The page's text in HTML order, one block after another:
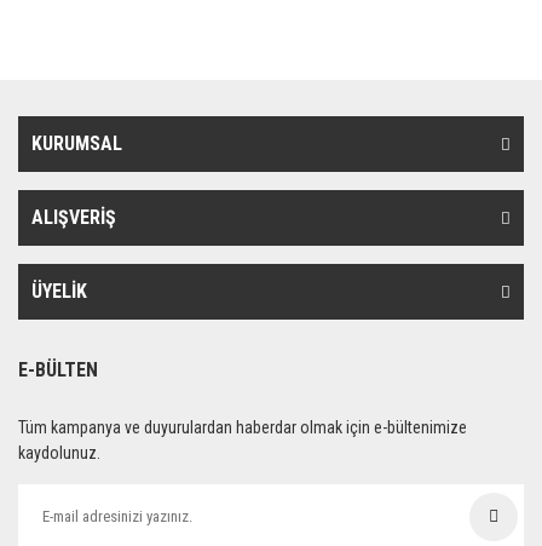
KURUMSAL
ALIŞVERİŞ
ÜYELİK
E-BÜLTEN
Tüm kampanya ve duyurulardan haberdar olmak için e-bültenimize
kaydolunuz.